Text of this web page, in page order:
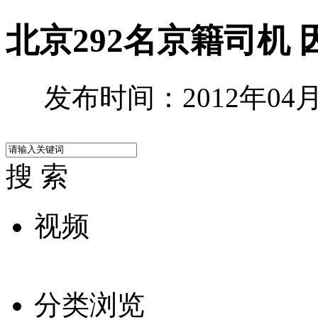
北京292名京籍司机
发布时间：2012年04
搜 索
视频
分类浏览